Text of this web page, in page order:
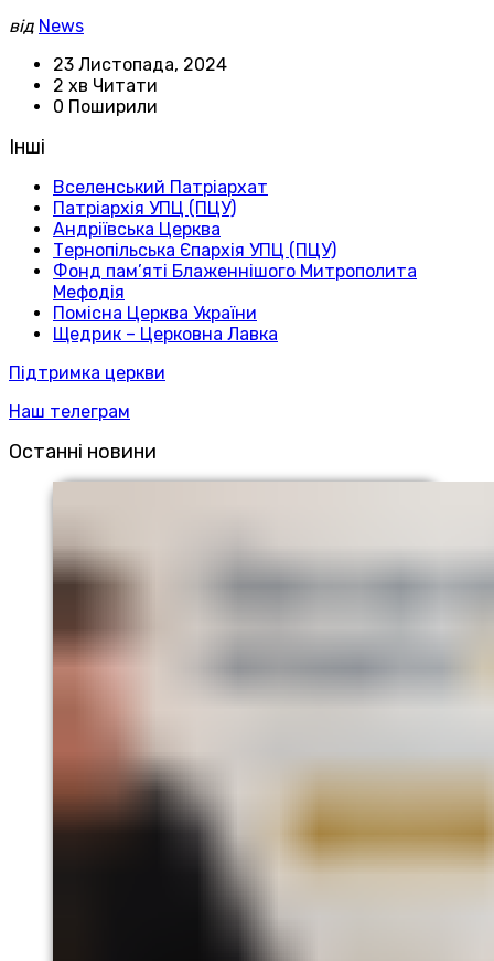
від News
23 Листопада, 2024
2 хв Читати
0 Поширили
Інші
Вселенський Патріархат
Патріархія УПЦ (ПЦУ)
Андріївська Церква
Тернопільська Єпархія УПЦ (ПЦУ)
Фонд пам’яті Блаженнішого Митрополита
Мефодія
Помісна Церква України
Щедрик – Церковна Лавка
Підтримка церкви
Наш телеграм
Останні новини